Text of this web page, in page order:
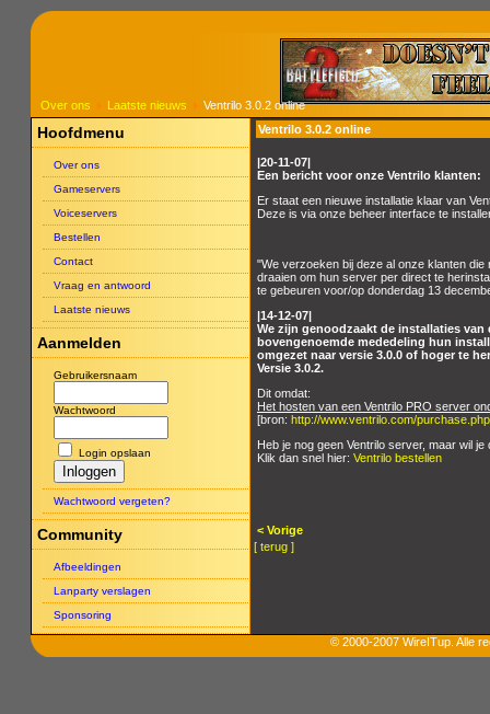
Over ons Laatste nieuws Ventrilo 3.0.2 online
Hoofdmenu
Over ons
Gameservers
Voiceservers
Bestellen
Contact
Vraag en antwoord
Laatste nieuws
Aanmelden
Gebruikersnaam
Wachtwoord
Login opslaan
Wachtwoord vergeten?
Community
Afbeeldingen
Lanparty verslagen
Sponsoring
Ventrilo 3.0.2 online
|20-11-07|
Een bericht voor onze Ventrilo klanten:
Er staat een nieuwe installatie klaar van
Deze is via onze beheer interface te
"We verzoeken bij deze al onze klanten
draaien om hun server per direct te
te gebeuren voor/op donderdag 13
|14-12-07|
We zijn genoodzaakt de installaties van
bovengenoemde mededeling hun
omgezet naar versie 3.0.0 of hoger te
Versie 3.0.2.
Dit omdat:
Het hosten van een Ventrilo PRO server
[bron: http://www.ventrilo.com/purchase.php
Heb je nog geen Ventrilo server, maar wil je
Klik dan snel hier: Ventrilo bestellen
< Vorige
[ terug ]
© 2000-2007 WireITup. Alle